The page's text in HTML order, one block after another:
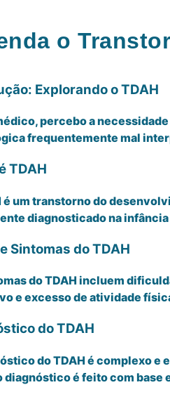
o
Explorando o TDAH
percebo a
frequentemente mal
TDAH
é um transtorno do
diagnosticado na
Sintomas do TDAH
do TDAH incluem
e excesso de atividade
do TDAH
do TDAH é complexo
diagnóstico é feito com